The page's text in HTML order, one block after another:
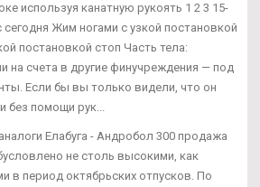
используя канатную рукоять 1 2 3 15-
сегодня Жим ногами с узкой постановкой
постановкой стоп Часть тела:
на счета в другие финучреждения — под
Если бы вы только видели, что он
помощи рук...
Елабуга - Андробол 300 продажа
не столь высокими, как
в период октябрьских отпусков. По